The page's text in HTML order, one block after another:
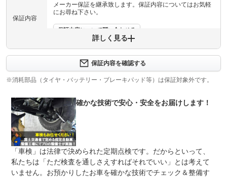
保証内容
メーカー保証を継承致します。保証内容についてはお気軽
にお尋ね下さい。
保証内容について問い合わせる
保証項目 -
修理回数 -
免責金 無し
保証修理
受付先
-
法定整備
整備付 法定12ヶ月または法定24ヶ月点検整備付
※車検なし・車検整備付の場合は法定24ヶ月点検整備付
※商用車は6ヶ月または12ヶ月点検整備付
詳しく見る
保証内容を確認する
※消耗部品（タイヤ・バッテリー・ブレーキパッド等）は保証対象外です。
確かな技術で安心・安全をお届けします！
「車検」は法律で決められた定期点検です。だからといって、
私たちは「ただ検査を通しさえすればそれでいい」とは考えて
いません。お預かりしたお車を確かな技術でチェック＆整備す